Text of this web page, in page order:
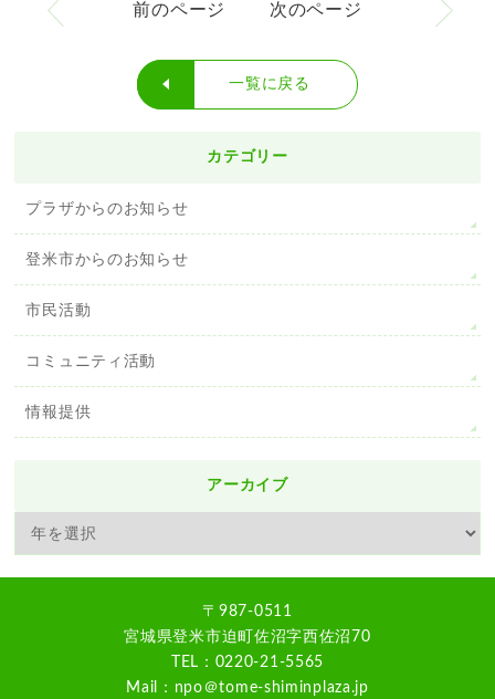
前のページ 次のページ
一覧に戻る
カテゴリー
プラザからのお知らせ
登米市からのお知らせ
市民活動
コミュニティ活動
情報提供
アーカイブ
〒987-0511
宮城県登米市迫町佐沼字西佐沼70
TEL：0220-21-5565
Mail：npo＠tome-shiminplaza.jp